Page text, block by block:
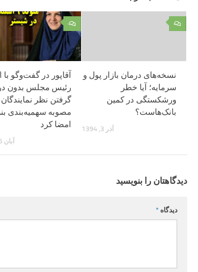
۰
آقاپور در گفت‌وگو با
رئیس مجلس بدون
گرفتن نظر نمایندگان
مصوبه سهمیه‌بندی
امضا کرد
آبان 25, 1398
۰
نسخه‌های درمان بازار پول و
سرمایه؛ آیا خطر
ورشکستگی در کمین
بانک‌هاست؟
آذر 3, 1394
دیدگاهتان را بنویسید
دیدگاه *